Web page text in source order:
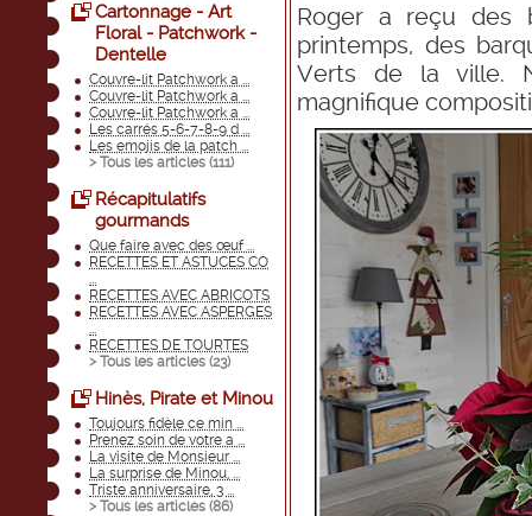
Cartonnage - Art
Floral - Patchwork -
Dentelle
Couvre-lit Patchwork a ...
Couvre-lit Patchwork a ...
Couvre-lit Patchwork a ...
Les carrés 5-6-7-8-9 d ...
Les emojis de la patch ...
> Tous les articles (111)
Récapitulatifs
gourmands
Que faire avec des œuf ...
RECETTES ET ASTUCES CO
...
RECETTES AVEC ABRICOTS
RECETTES AVEC ASPERGES
...
RECETTES DE TOURTES
> Tous les articles (23)
Hinès, Pirate et Minou
Toujours fidèle ce min ...
Prenez soin de votre a ...
La visite de Monsieur ...
La surprise de Minou, ...
Triste anniversaire, 3 ...
> Tous les articles (86)
Roger a reçu des
printemps, des
Verts de la ville.
magnifique